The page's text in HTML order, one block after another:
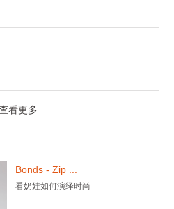
看更多
Bonds - Zip ...
看奶娃如何演绎时尚